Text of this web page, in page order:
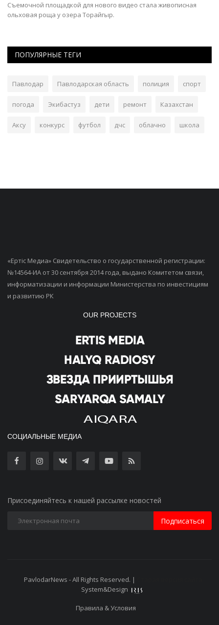
Съемочной площадкой для нового видео стала живописная
ольховая роща у озера Торайгыр.
ПОПУЛЯРНЫЕ ТЕГИ
Павлодар Павлодарская область полиция спорт
погода Экибастуз дети ремонт Казахстан
Аксу конкурс футбол дчс облачно школа
«Ертiс Медиа» Свидетельство о государственной регистрации:
№14564-ИА от 30 сентября 2014 года, выдано Комитетом связи,
информатизации и информации Министерства по инвестициям
и развитию РК
OUR PROJECTS
СОЦИАЛЬНЫЕ МЕДИА
Присоединяйтесь к нашей рассылке новостей
Подписаться
PavlodarNews - All Rights Reserved. |
System&Design
Правила & Условия